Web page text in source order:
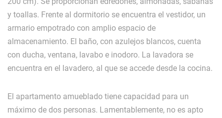
y toallas. Frente al dormitorio se encuentra el vestidor, un
armario empotrado con amplio espacio de
almacenamiento. El baño, con azulejos blancos, cuenta
con ducha, ventana, lavabo e inodoro. La lavadora se
encuentra en el lavadero, al que se accede desde la cocina.
El apartamento amueblado tiene capacidad para un
máximo de dos personas. Lamentablemente, no es apto